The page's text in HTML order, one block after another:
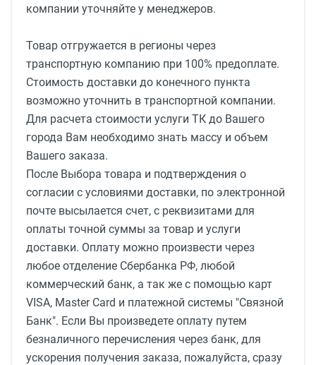
компании уточняйте у менеджеров.
Товар отгружается в регионы через
транспортную компанию при 100% предоплате.
Стоимость доставки до конечного пункта
возможно уточнить в транспортной компании.
Для расчета стоимости услуги ТК до Вашего
города Вам необходимо знать массу и объем
Вашего заказа.
После Выбора товара и подтверждения о
согласии с условиями доставки, по электронной
почте высылается счет, с реквизитами для
оплаты точной суммы за товар и услуги
доставки. Оплату можно произвести через
любое отделение Сбербанка РФ, любой
коммерческий банк, а так же с помощью карт
VISA, Master Card и платежной системы "Связной
Банк". Если Вы произведете оплату путем
безналичного перечисления через банк, для
ускорения получения заказа, пожалуйста, сразу